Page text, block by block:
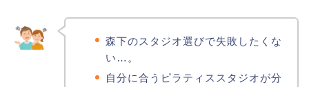
森下のスタジオ選びで失敗したくな
い…。
自分に合うピラティススタジオが分